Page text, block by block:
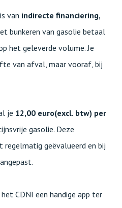
van indirecte financiering,
bunkeren van gasolie betaal
het geleverde volume. Je
van afval, maar vooraf, bij
je 12,00 euro(excl. btw) per
gasolie. Deze
regelmatig geëvalueerd en bij
CDNI een handige app ter